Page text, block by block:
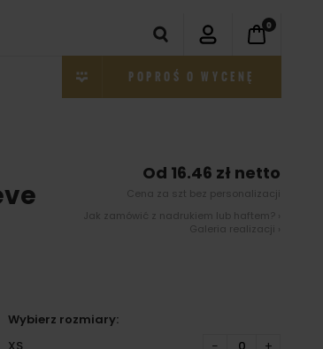
0
POPROŚ O WYCENĘ
Od 16.46 zł netto
Cena za szt bez personalizacji
Jak zamówić z nadrukiem lub haftem? ›
Galeria realizacji ›
Wybierz rozmiary: